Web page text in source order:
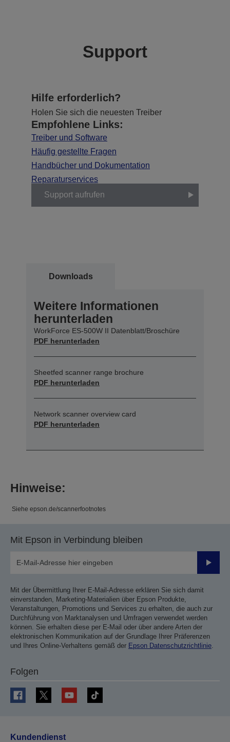
Support
Hilfe erforderlich?
Holen Sie sich die neuesten Treiber
Empfohlene Links:
Treiber und Software
Häufig gestellte Fragen
Handbücher und Dokumentation
Reparaturservices
Support aufrufen
Downloads
Weitere Informationen
herunterladen
WorkForce ES-500W II Datenblatt/Broschüre
PDF herunterladen
Sheetfed scanner range brochure
PDF herunterladen
Network scanner overview card
PDF herunterladen
Hinweise:
Siehe epson.de/scannerfootnotes
Mit Epson in Verbindung bleiben
Mit der Übermittlung Ihrer E-Mail-Adresse erklären Sie sich damit
einverstanden, Marketing-Materialien über Epson Produkte,
Veranstaltungen, Promotions und Services zu erhalten, die auch zur
Durchführung von Marktanalysen und Umfragen verwendet werden
können. Sie erhalten diese per E-Mail oder über andere Arten der
elektronischen Kommunikation auf der Grundlage Ihrer Präferenzen
und Ihres Online-Verhaltens gemäß der Epson Datenschutzrichtlinie
Folgen
Kundendienst